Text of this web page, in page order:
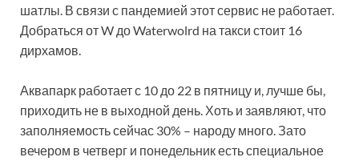
шатлы. В связи с пандемией этот сервис не работает.
Добраться от W до Waterwolrd на такси стоит 16
дирхамов.
Аквапарк работает с 10 до 22 в пятницу и, лучше бы,
приходить не в выходной день. Хоть и заявляют, что
заполняемость сейчас 30% – народу много. Зато
вечером в четверг и понедельник есть специальное